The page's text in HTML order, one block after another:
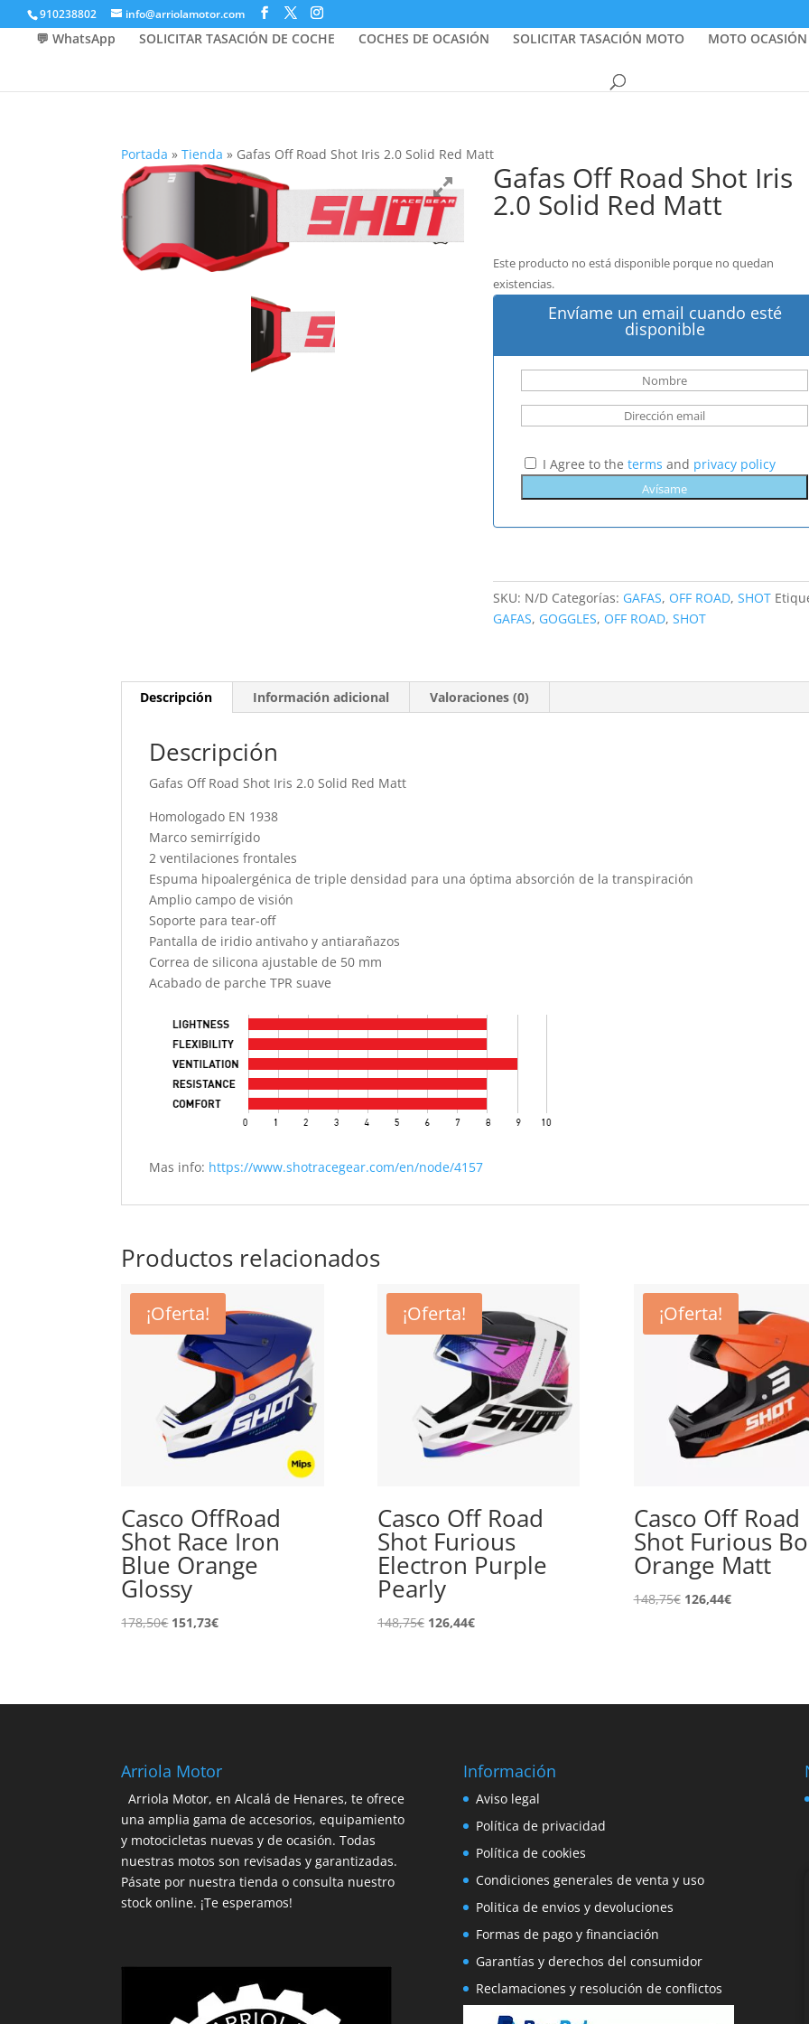
910238802 info@arriolamotor.com
💬 WhatsApp SOLICITAR TASACIÓN DE COCHE COCHES DE OCASIÓN SOLICITAR TASACIÓN MOTO MOTO OCASIÓN
Portada »Tienda » Gafas Off Road Shot Iris 2.0 Solid Red Matt
Gafas Off Road Shot Iris
2.0 Solid Red Matt
Este producto no está disponible porque no quedan
existencias.
Envíame un email cuando esté
disponible
I Agree to theterms and privacy policy
SKU: N/D Categorías: GAFAS, OFF ROAD,SHOT
GAFAS, GOGGLES, OFF ROAD,SHOT
Descripción Información adicional Valoraciones (0)
Descripción
Gafas Off Road Shot Iris 2.0 Solid Red Matt
Homologado EN 1938
Marco semirrígido
2 ventilaciones frontales
Espuma hipoalergénica de triple densidad para una óptima absorción de la transpiración
Amplio campo de visión
Soporte para tear-off
Pantalla de iridio antivaho y antiarañazos
Correa de silicona ajustable de 50 mm
Acabado de parche TPR suave
Mas info: https://www.shotracegear.com/en/node/4157
Productos relacionados
¡Oferta!
Casco OffRoad
Shot Race Iron
Blue Orange
Glossy
178,50€ El
178,50€.
151,73€El
151,73€.
¡Oferta!
Casco Off Road
Shot Furious
Electron Purple
Pearly
148,75€ El
148,75€.
126,44€El
126,44€.
¡Oferta!
Casco Off Road
Shot Furious
Orange Matt
148,75€ El
126,44€El
Arriola Motor
Arriola Motor, en Alcalá de Henares, te ofrece
una amplia gama de accesorios, equipamiento
y motocicletas nuevas y de ocasión. Todas
nuestras motos son revisadas y garantizadas.
Pásate por nuestra tienda o consulta nuestro
stock online. ¡Te esperamos!
Información
Aviso legal
Política de privacidad
Política de cookies
Condiciones generales de venta y uso
Politica de envios y devoluciones
Formas de pago y financiación
Garantías y derechos del consumidor
Reclamaciones y resolución de conflictos